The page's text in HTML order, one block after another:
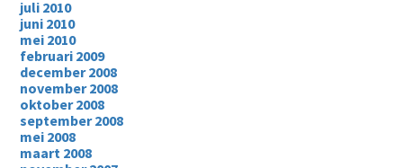
juli 2010
juni 2010
mei 2010
februari 2009
december 2008
november 2008
oktober 2008
september 2008
mei 2008
maart 2008